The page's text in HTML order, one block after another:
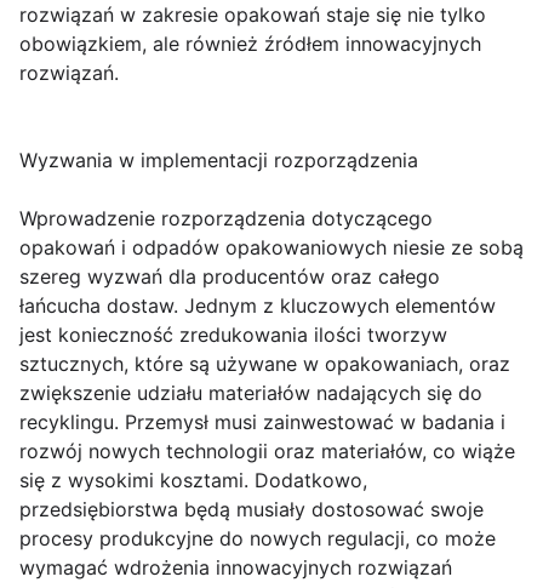
rozwiązań w zakresie opakowań staje się nie tylko
obowiązkiem, ale również źródłem innowacyjnych
rozwiązań.
Wyzwania w implementacji rozporządzenia
Wprowadzenie rozporządzenia dotyczącego
opakowań i odpadów opakowaniowych niesie ze sobą
szereg wyzwań dla producentów oraz całego
łańcucha dostaw. Jednym z kluczowych elementów
jest konieczność zredukowania ilości tworzyw
sztucznych, które są używane w opakowaniach, oraz
zwiększenie udziału materiałów nadających się do
recyklingu. Przemysł musi zainwestować w badania i
rozwój nowych technologii oraz materiałów, co wiąże
się z wysokimi kosztami. Dodatkowo,
przedsiębiorstwa będą musiały dostosować swoje
procesy produkcyjne do nowych regulacji, co może
wymagać wdrożenia innowacyjnych rozwiązań